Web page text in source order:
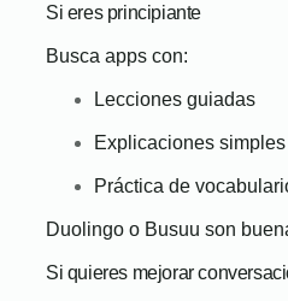
Si eres principiante
Busca apps con:
Lecciones guiadas
Explicaciones simples
Práctica de
Duolingo o Busuu son
Si quieres mejorar